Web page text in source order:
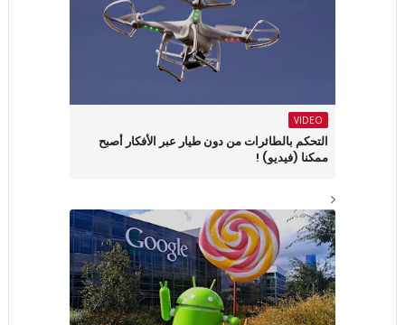
VIDEO
التحكم بالطائرات من دون طيار عبر الأفكار أصبح
ممكنا (فيديو) !